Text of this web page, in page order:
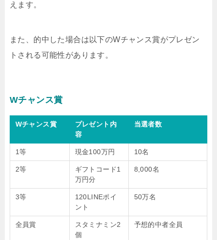
えます。
また、的中した場合は以下のWチャンス賞がプレゼン
トされる可能性があります。
Wチャンス賞
Wチャンス賞
プレゼント内
容
当選者数
1等 現金100万円 10名
2等
ギフトコード1
万円分
8,000名
3等
120LINEポイ
ント
50万名
全員賞
スタミナミン2
個
予想的中者全員